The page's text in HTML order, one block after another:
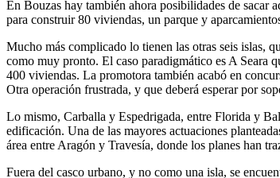
En Bouzas hay también ahora posibilidades de sacar
para construir 80 viviendas, un parque y
Mucho más complicado lo tienen las otras seis islas,
como muy pronto. El caso paradigmático es A Seara
400 viviendas. La promotora también acabó en
Otra operación frustrada, y que deberá esperar por
Lo mismo, Carballa y Espedrigada, entre Florida y
edificación. Una de las mayores actuaciones
área entre Aragón y Travesía, donde los planes han
Fuera del casco urbano, y no como una isla, se